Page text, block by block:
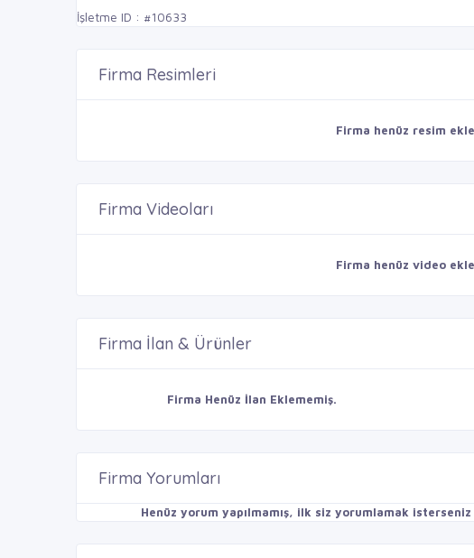
İşletme ID : #10633
Firma Resimleri
Firma henüz resim
Firma Videoları
Firma henüz video
Firma İlan & Ürünler
Firma Henüz İlan Eklememiş.
Firma Yorumları
Henüz yorum yapılmamış, ilk siz yorumlamak